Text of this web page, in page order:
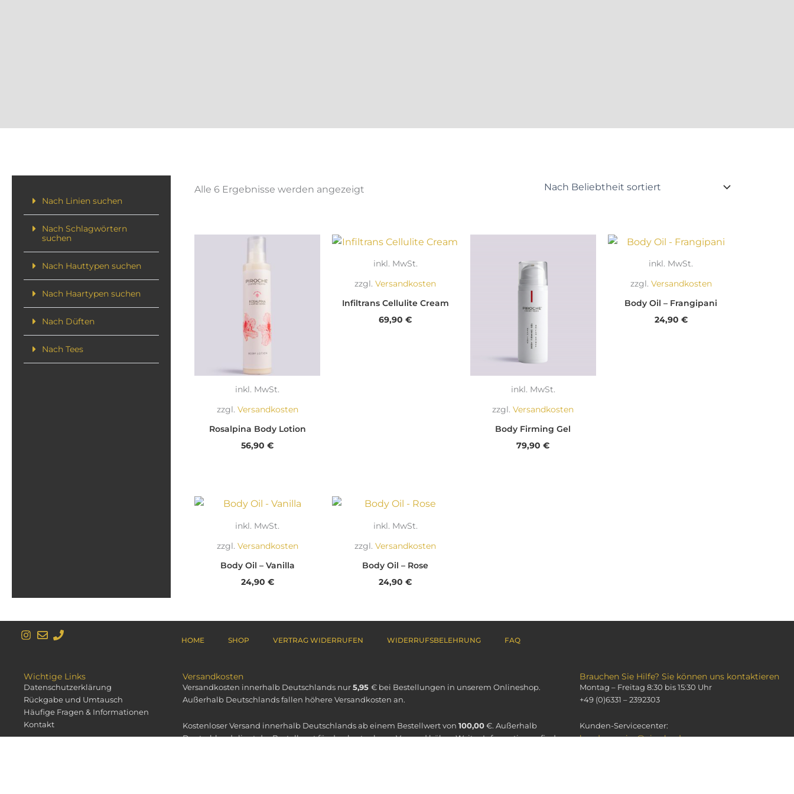
Nach Linien suchen
Nach Schlagwörtern
suchen
Nach Hauttypen suchen
Nach Haartypen suchen
Nach Düften
Nach Tees
Alle 6 Ergebnisse werden angezeigtBeliebtheit
inkl. MwSt.
zzgl. Versandkosten
Rosalpina Body Lotion
56,90€
inkl. MwSt.
zzgl. Versandkosten
Infiltrans Cellulite Cream
69,90 €
inkl. MwSt.
zzgl.Versandkosten
Body Firming Gel
79,90€
inkl. MwSt.
zzgl. Versandkosten
Body Oil – Frangipani
24,90 €
inkl. MwSt.
zzgl. Versandkosten
Body Oil – Vanilla
24,90 €
inkl. MwSt.
zzgl. Versandkosten
Body Oil – Rose
24,90 €
HOME SHOP VERTRAG WIDERRUFEN WIDERRUFSBELEHRUNG FAQ
Wichtige Links
Datenschutzerklärung
Rückgabe und Umtausch
Häufige Fragen & Informationen
Kontakt
Versandkosten
Versandkosten innerhalb Deutschlands nur5,95 € bei Bestellungen in unserem Onlineshop.
Außerhalb Deutschlands fallen höhere Versandkosten an.
Kostenloser Versand innerhalb Deutschlands ab einem Bestellwert von 100,00€. Außerhalb
Deutschlands liegt der Bestellwert für den kostenlosen Versand höher. Weiter Informationen finden
Brauchen Sie Hilfe? Sie können uns kontaktieren
Montag – Freitag 8:30 bis 15:30 Uhr
+49 (0)6331 – 2392303
Kunden-Servicecenter:
kundenservice@piroche.de